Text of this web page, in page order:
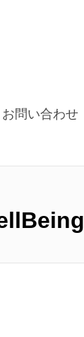
お問い合わせ